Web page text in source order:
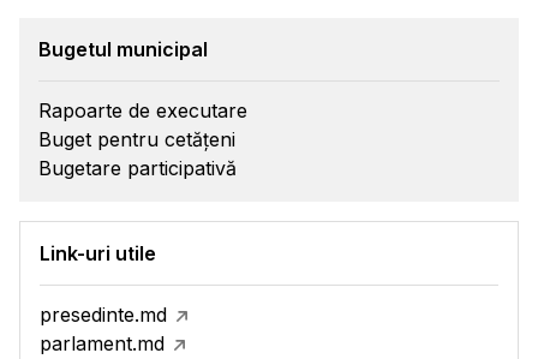
Bugetul municipal
Rapoarte de executare
Buget pentru cetățeni
Bugetare participativă
Link-uri utile
presedinte.md
parlament.md